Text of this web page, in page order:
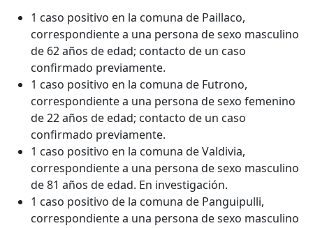
1 caso positivo en la comuna de Paillaco,
correspondiente a una persona de sexo masculino
de 62 años de edad; contacto de un caso
confirmado previamente.
1 caso positivo en la comuna de Futrono,
correspondiente a una persona de sexo femenino
de 22 años de edad; contacto de un caso
confirmado previamente.
1 caso positivo en la comuna de Valdivia,
correspondiente a una persona de sexo masculino
de 81 años de edad. En investigación.
1 caso positivo de la comuna de Panguipulli,
correspondiente a una persona de sexo masculino